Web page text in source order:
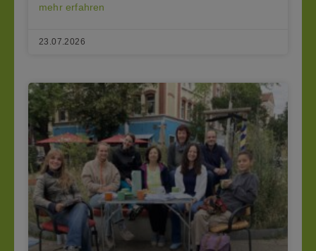
mehr erfahren
23.07.2026